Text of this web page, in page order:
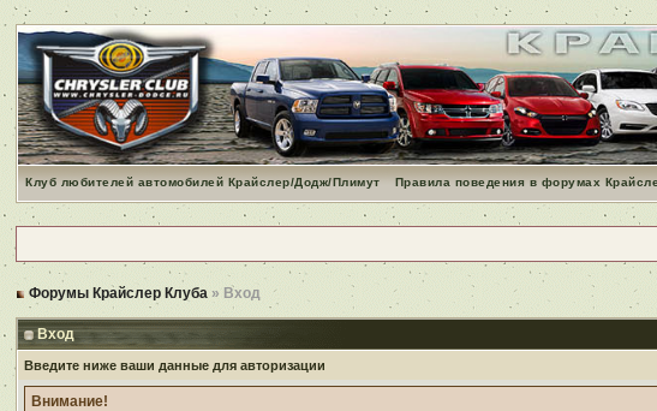
Клуб любителей автомобилей Крайслер/Додж/Плимут Правила поведения в форумах
Форумы Крайслер Клуба » Вход
Вход
Введите ниже ваши данные для авторизации
Внимание!